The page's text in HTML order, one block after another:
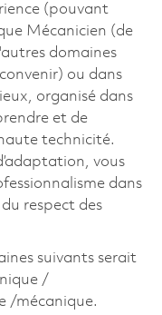
(pouvant
Mécanicien (de
domaines
ou dans
organisé dans
et de
technicité.
vous
dans
respect des
suivants serait
/
/mécanique.